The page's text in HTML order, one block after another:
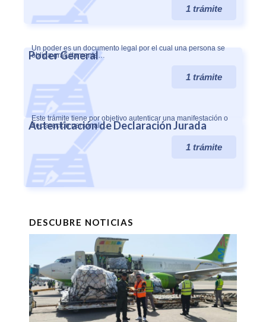
1 trámite
Poder General
Un poder es un documento legal por el cual una persona se
obliga gratuitamente…
1 trámite
Autenticación de Declaración Jurada
Este trámite tiene por objetivo autenticar una manifestación o
declaración personal…
1 trámite
DESCUBRE NOTICIAS